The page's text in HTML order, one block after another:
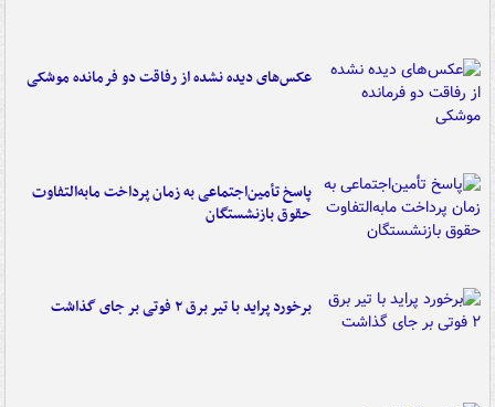
عکس‌های دیده نشده از رفاقت دو فرمانده‌ موشکی
پاسخ تأمین‌اجتماعی به زمان پرداخت مابه‌التفاوت
حقوق بازنشستگان
برخورد پراید با تیر برق ۲ فوتی بر جای گذاشت